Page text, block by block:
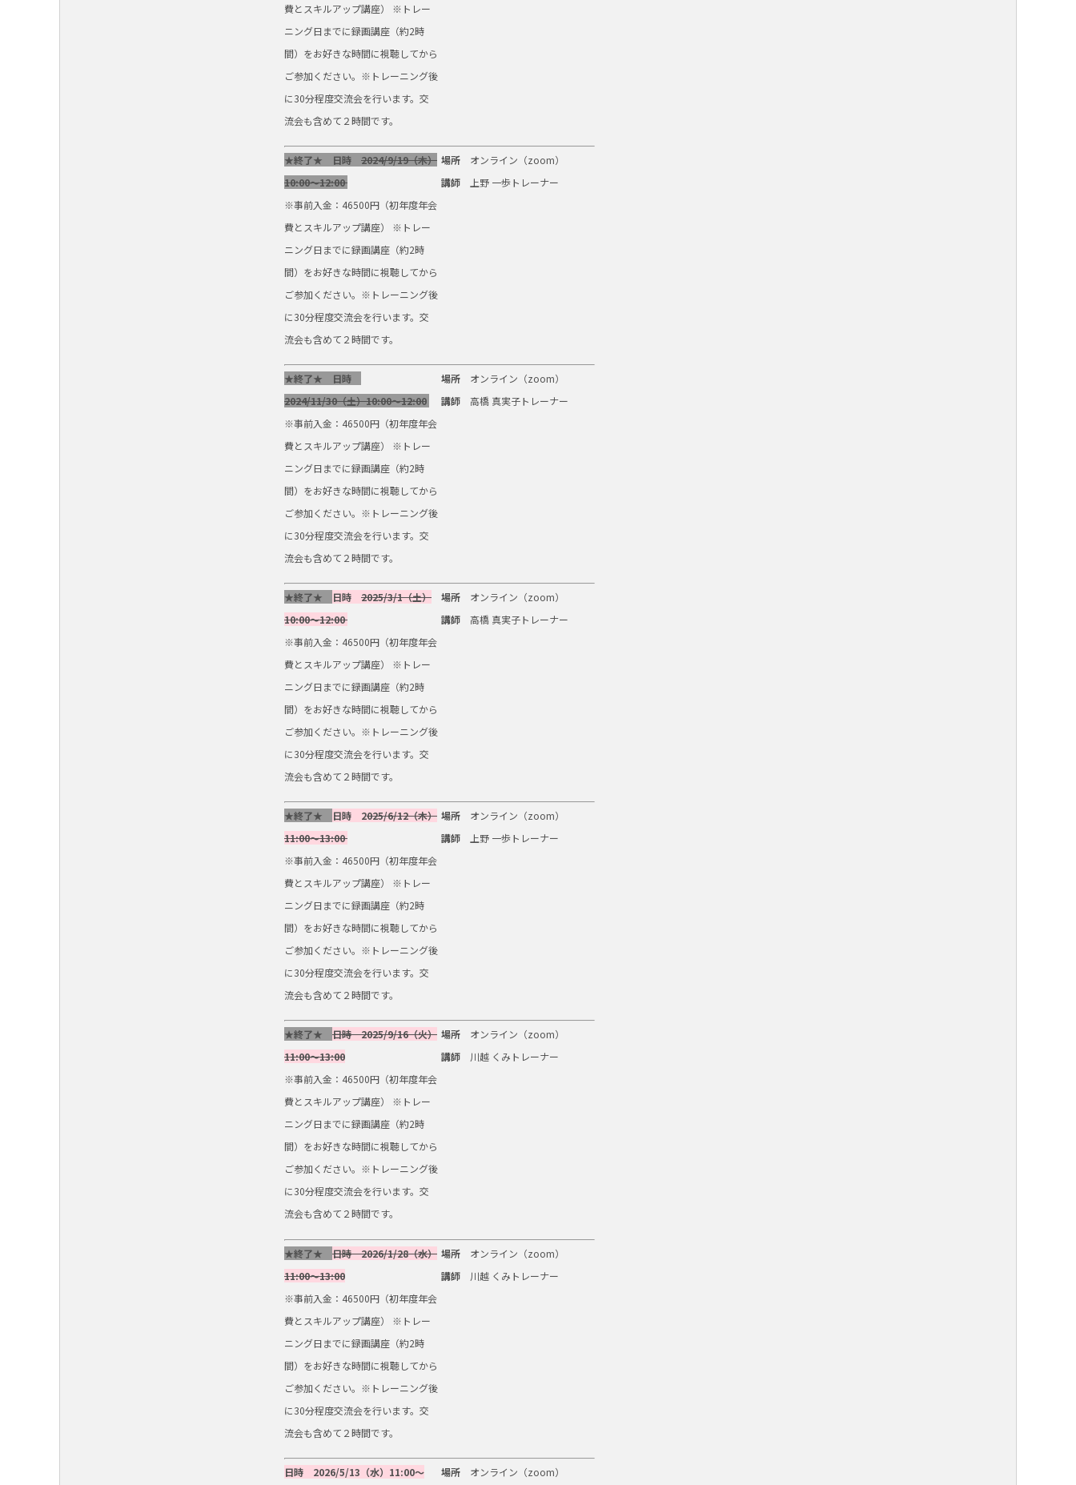
費とスキルアップ講座） ※トレー
ニング日までに録画講座（約2時
間）をお好きな時間に視聴してから
ご参加ください。※トレーニング後
に30分程度交流会を行います。交
流会も含めて２時間です。
★終了★ 日時
2024/9/19（木）
10:00～12:00
※事前入金：46500円（初年度年会
費とスキルアップ講座） ※トレー
ニング日までに録画講座（約2時
間）をお好きな時間に視聴してから
ご参加ください。※トレーニング後
に30分程度交流会を行います。交
流会も含めて２時間です。
場所オンライン（zoom）
講師上野 一歩トレーナー
★終了★ 日時
2024/11/30（土）10:00～12:00
※事前入金：46500円（初年度年会
費とスキルアップ講座） ※トレー
ニング日までに録画講座（約2時
間）をお好きな時間に視聴してから
ご参加ください。※トレーニング後
に30分程度交流会を行います。交
流会も含めて２時間です。
場所オンライン（zoom）
講師高橋 真実子トレーナー
★終了★ 日時
2025/3/1（土）
10:00～12:00
※事前入金：46500円（初年度年会
費とスキルアップ講座） ※トレー
ニング日までに録画講座（約2時
間）をお好きな時間に視聴してから
ご参加ください。※トレーニング後
に30分程度交流会を行います。交
流会も含めて２時間です。
場所オンライン（zoom）
講師高橋 真実子トレーナー
★終了★ 日時 2025/6/12（木）
11:00～13:00
※事前入金：46500円（初年度年会
費とスキルアップ講座） ※トレー
ニング日までに録画講座（約2時
間）をお好きな時間に視聴してから
ご参加ください。※トレーニング後
に30分程度交流会を行います。交
流会も含めて２時間です。
場所オンライン（zoom）
講師上野 一歩トレーナー
★終了★ 日時
2025/9/16（火）
11:00～13:00
※事前入金：46500円（初年度年会
費とスキルアップ講座） ※トレー
ニング日までに録画講座（約2時
間）をお好きな時間に視聴してから
ご参加ください。※トレーニング後
に30分程度交流会を行います。交
流会も含めて２時間です。
場所オンライン（zoom）
講師川越 くみトレーナー
★終了★ 日時 2026/1/28（水）
11:00～13:00
※事前入金：46500円（初年度年会
費とスキルアップ講座） ※トレー
ニング日までに録画講座（約2時
間）をお好きな時間に視聴してから
ご参加ください。※トレーニング後
に30分程度交流会を行います。交
流会も含めて２時間です。
場所オンライン（zoom）
講師川越 くみトレーナー
日時 2026/5/13（水）11:00～ 場所オンライン（zoom）